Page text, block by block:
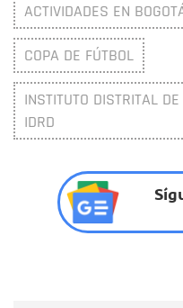
ACTIVIDADES EN
COPA DE FÚTBOL
INSTITUTO DISTRITAL
IDRD